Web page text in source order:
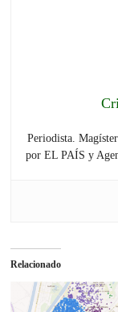
Periodista.
por EL PAÍS y
Relacionado